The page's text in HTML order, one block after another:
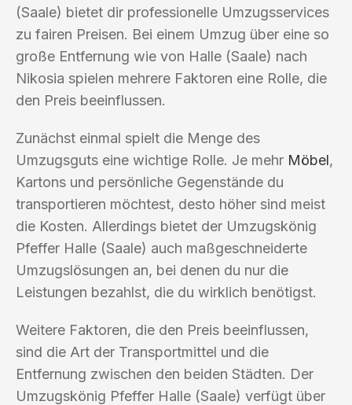
(Saale) bietet dir professionelle Umzugsservices
zu fairen Preisen. Bei einem Umzug über eine so
große Entfernung wie von Halle (Saale) nach
Nikosia spielen mehrere Faktoren eine Rolle, die
den Preis beeinflussen.
Zunächst einmal spielt die Menge des
Umzugsguts eine wichtige Rolle. Je mehr Möbel,
Kartons und persönliche Gegenstände du
transportieren möchtest, desto höher sind meist
die Kosten. Allerdings bietet der Umzugskönig
Pfeffer Halle (Saale) auch maßgeschneiderte
Umzugslösungen an, bei denen du nur die
Leistungen bezahlst, die du wirklich benötigst.
Weitere Faktoren, die den Preis beeinflussen,
sind die Art der Transportmittel und die
Entfernung zwischen den beiden Städten. Der
Umzugskönig Pfeffer Halle (Saale) verfügt über